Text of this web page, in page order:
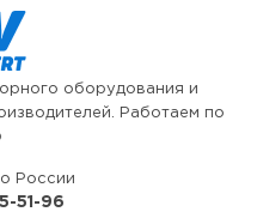
оборудования и
Работаем по
России
51-96